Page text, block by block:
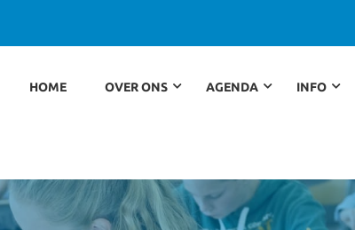
HOME OVER ONS AGENDA INFO